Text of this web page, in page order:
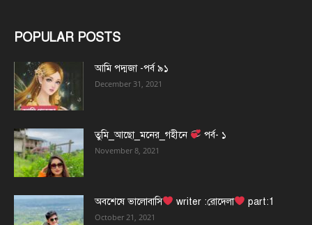
POPULAR POSTS
আমি পদ্মজা -পর্ব ৯১
December 31, 2021
তুমি_আছো_মনের_গহীনে পর্ব- ১
November 8, 2021
অবশেষে ভালোবাসি writer :রোদেলা part:1
October 21, 2021